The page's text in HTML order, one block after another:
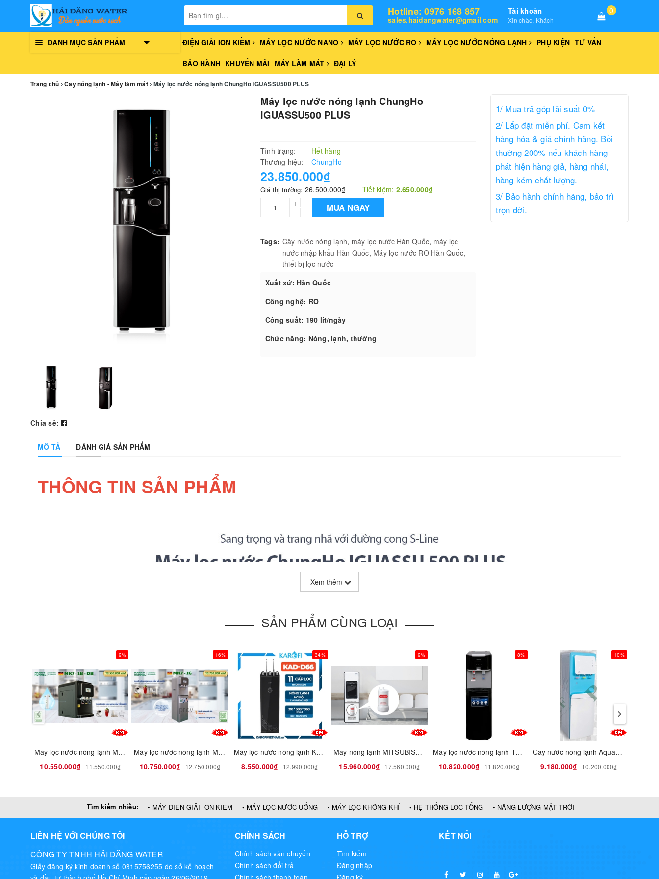
Hotline: 0976 168 857
sales.haidangwater@gmail.com
Tài khoản
Xin chào, Khách
0
DANH MỤC SẢN PHẨM ĐIỆN GIẢI ION KIỀM MÁY LỌC NƯỚC NANO MÁY LỌC NƯỚC RO MÁY LỌC NƯỚC NÓNG LẠNH PHỤ KIỆN TƯ VẤN
BẢO HÀNH KHUYẾN MÃI MÁY LÀM MÁT ĐẠI LÝ
Trang chủ Cây nóng lạnh - Máy làm mát Máy lọc nước nóng lạnh ChungHo IGUASSU500 PLUS
Chia sẻ:
Máy lọc nước nóng lạnh ChungHo
IGUASSU500 PLUS
Tình trạng:
Hết hàng
Thương hiệu:
ChungHo
23.850.000₫
Giá thị trường:26.500.000₫ Tiết kiệm: 2.650.000₫
+
–
MUA NGAY
Tags: Cây nước nóng lạnh, máy lọc nước Hàn Quốc, máy lọc
nước nhập khẩu Hàn Quốc, Máy lọc nước RO Hàn Quốc,
thiết bị lọc nước
Xuất xứ: Hàn Quốc
Công nghệ: RO
Công suất: 190 lít/ngày
Chức năng: Nóng, lạnh, thường
1/ Mua trả góp lãi suất 0%
2/ Lắp đặt miễn phí. Cam kết
hàng hóa & giá chính hãng. Bồi
thường 200% nếu khách hàng
phát hiện hàng giả, hàng nhái,
hàng kém chất lượng.
3/ Bảo hành chính hãng, bảo trì
trọn đời.
MÔ TẢ ĐÁNH GIÁ SẢN PHẨM
THÔNG TIN SẢN PHẨM
Xem thêm
SẢN PHẨM CÙNG LOẠI
9%
Máy lọc nước nóng lạnh MK7-1B-DB
10.550.000₫
11.550.000₫
16%
Máy lọc nước nóng lạnh MK7-1G
10.750.000₫
12.750.000₫
34%
Máy lọc nước nóng lạnh Karofi KAD-D66
8.550.000₫
12.990.000₫
9%
Máy nóng lạnh MITSUBISHI CLEANSUI SENSHO HLS-WP901
15.960.000₫
17.560.000₫
8%
Máy lọc nước nóng lạnh Toshiba
10.820.000₫
11.820.000₫
10%
Cây nước nóng lạnh Aquaphor
9.180.000₫
10.200.000₫
prev
Tìm kiếm nhiều: • MÁY ĐIỆN GIẢI ION KIỀM • MÁY LỌC NƯỚC UỐNG • MÁY LỌC KHÔNG KHÍ • HỆ THỐNG LỌC TỔNG • NĂNG LƯỢNG MẶT TRỜI
LIÊN HỆ VỚI CHÚNG TÔI
CÔNG TY TNHH HẢI ĐĂNG WATER
Giấy đăng ký kinh doanh số 0315756255 do sở kế hoạch
CHÍNH SÁCH
Chính sách vận chuyển
Chính sách đổi trả
Chính sách thanh toán
HỖ TRỢ
Tìm kiếm
Đăng nhập
Đăng ký
KẾT NỐI